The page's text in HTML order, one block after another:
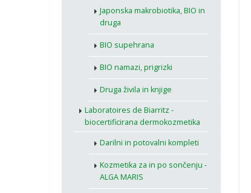
Japonska makrobiotika, BIO in
druga
BIO supehrana
BIO namazi, prigrizki
Druga živila in knjige
Laboratoires de Biarritz -
biocertificirana dermokozmetika
Darilni in potovalni kompleti
Kozmetika za in po sončenju -
ALGA MARIS